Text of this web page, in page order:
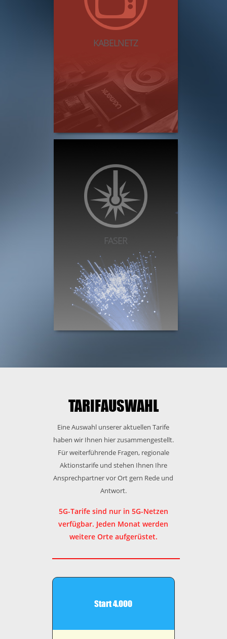
KABELNETZ
FASER
TARIFAUSWAHL
Eine Auswahl unserer aktuellen Tarife
haben wir Ihnen hier zusammengestellt.
Für weiterführende Fragen, regionale
Aktionstarife und stehen Ihnen Ihre
Ansprechpartner vor Ort gern Rede und
Antwort.
5G-Tarife sind nur in 5G-Netzen
verfügbar. Jeden Monat werden
weitere Orte aufgerüstet.
Start 4.000